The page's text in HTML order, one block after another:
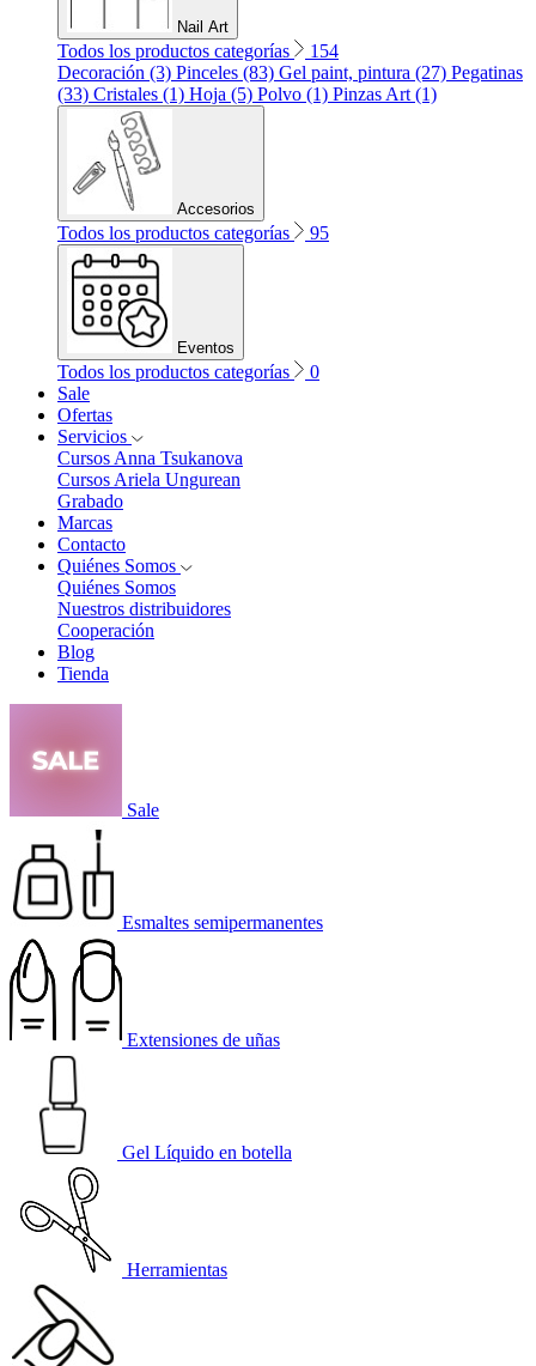
Nail Art
Todos los productos categorías
154
Decoración (3) Pinceles (83) Gel paint, pintura (27) Pegatinas
(33) Cristales (1) Hoja (5) Polvo (1) Pinzas Art (1)
Accesorios
Todos los productos categorías 95
Eventos
Todos los productos categorías
0
Sale
Ofertas
Servicios
Cursos Anna Tsukanova
Cursos Ariela Ungurean
Grabado
Marcas
Contacto
Quiénes Somos
Quiénes Somos
Nuestros distribuidores
Cooperación
Blog
Tienda
Sale
Esmaltes semipermanentes
Extensiones de uñas
Gel Líquido en botella
Herramientas